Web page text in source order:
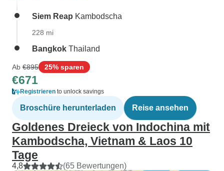
Siem Reap Kambodscha
228 mi
Bangkok Thailand
Ab €895 25% sparen
€671
Registrieren to unlock savings
Broschüre herunterladen Reise ansehen
Goldenes Dreieck von Indochina mit
Kambodscha, Vietnam & Laos 10
Tage
4,8 (65 Bewertungen)